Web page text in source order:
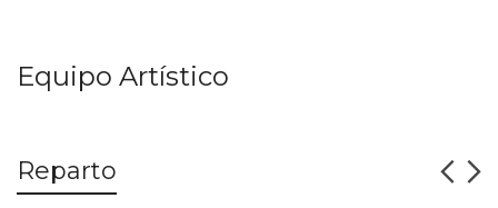
Equipo Artístico
Reparto